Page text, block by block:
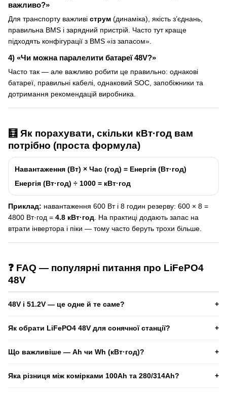
важливо?»
Для транспорту важливі струм (динаміка), якість з’єднань,
правильна BMS і зарядний пристрій. Часто тут краще
підходять конфігурації з BMS «із запасом».
4) «Чи можна паралелити батареї 48V?»
Часто так — але важливо робити це правильно: однакові
батареї, правильні кабелі, однаковий SOC, запобіжники та
дотримання рекомендацій виробника.
🧮 Як порахувати, скільки кВт·год вам
потрібно (проста формула)
Навантаження (Вт) × Час (год) = Енергія (Вт·год)
Енергія (Вт·год) ÷ 1000 = кВт·год
Приклад: навантаження 600 Вт і 8 годин резерву: 600 × 8 =
4800 Вт·год = 4.8 кВт·год . На практиці додають запас на
втрати інвертора і піки — тому часто беруть трохи більше.
❓ FAQ — популярні питання про LiFePO4
48V
48V і 51.2V — це одне й те саме?
51.2V. Повний заряд зазвичай до ~58.4V. Це один клас систем
Як обрати LiFePO4 48V для сонячної станції?
навантаження. Критично: струм BMS, налаштування заряду та
Що важливіше — Ah чи Wh (кВт·год)?
напруги може вводити в оману.
Яка різниця між комірками 100Ah та 280/314Ah?